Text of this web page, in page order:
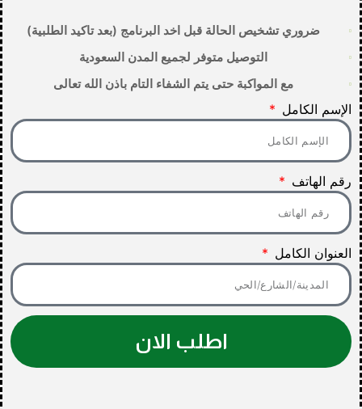
ضروري تشخيص الحالة قبل اخد البرنامج (بعد تاكيد الطلبية)
التوصيل متوفر لجميع المدن السعودية
مع المواكبة حتى يتم الشفاء التام باذن الله تعالى
الإسم الكامل
رقم الهاتف
العنوان الكامل
اطلب الان